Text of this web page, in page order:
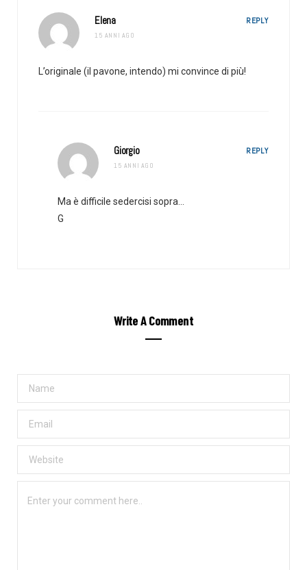
Elena
15 ANNI AGO
REPLY
L’originale (il pavone, intendo) mi convince di più!
Giorgio
15 ANNI AGO
REPLY
Ma è difficile sedercisi sopra…
G
Write A Comment